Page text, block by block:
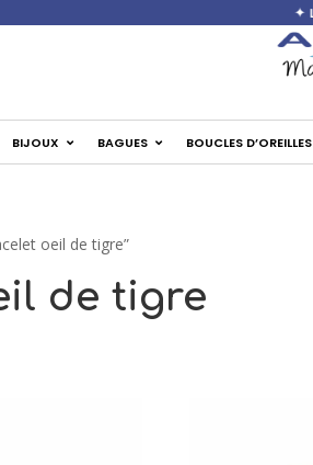
BIJOUX BAGUES BOUCLES D’OREILLES
oeil de tigre”
de tigre